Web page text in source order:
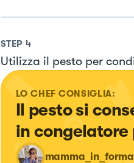
STEP 4
Utilizza il pesto per
LO CHEF CONSIGLIA:
Il pesto si
in congelatore
mamma_in_forma